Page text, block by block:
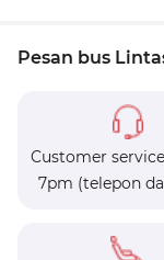
Pesan bus
Customer
7pm (telepon